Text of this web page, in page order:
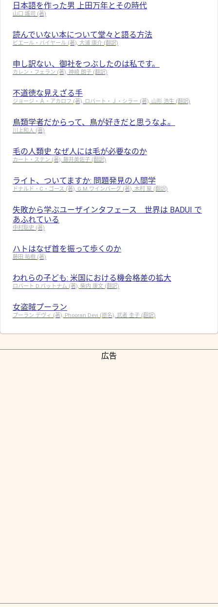
日本語を作った男 上田万年とその時代
山口 謠司 (著)
読んでいない本について堂々と語る方法
ピエール・バイヤール (著), 大浦 康介 (翻訳)
申し訳ない、御社をつぶしたのは私です。
カレン・フェラン (著), 神崎 朗子 (翻訳)
不道徳な見えざる手
ジョージ・Ａ・アカロフ (著), ロバート・Ｊ・シラー (著), 山形 浩生 (翻訳)
鳥類学者だからって、鳥が好きだと思うなよ。
川上和人 (著)
毛の人類史 なぜ人には毛が必要なのか
カート・ステン (著), 藤井美佐子 (翻訳)
ライト、ついてますか: 問題発見の人間学
ドナルド・C・ゴース (著), G.M.ワインバーグ (著), 木村 泉 (翻訳)
失敗から学ぶユーザインタフェース 世界は BADUI で
あふれている
中村聡史 (著)
ハトはなぜ首を振って歩くのか
藤田 祐樹 (著)
われらの子ども: 米国における機会格差の拡大
ロバート D.パットナム (著), 柴内 康文 (翻訳)
女盗賊プーラン
プーラン デヴィ (著), Phooran Devi (原名), 武者 圭子 (翻訳)
広告